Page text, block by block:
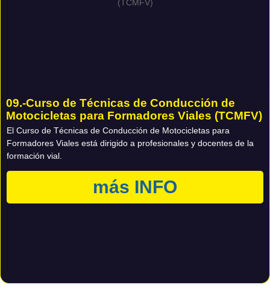
09.-Curso de Técnicas de Conducción de
Motocicletas para Formadores Viales (TCMFV)
El Curso de Técnicas de Conducción de Motocicletas para
Formadores Viales está dirigido a profesionales y docentes de la
formación vial.
más INFO